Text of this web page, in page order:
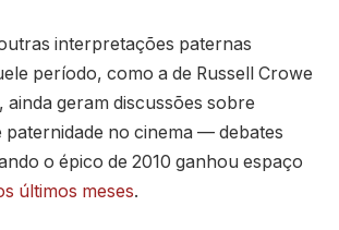
interpretações paternas
período, como a de Russell Crowe
ainda geram discussões sobre
paternidade no cinema — debates
o épico de 2010 ganhou espaço
últimos meses.